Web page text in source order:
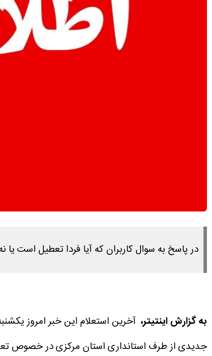
در پاسخ به سوال کاربران که آیا فردا تعطیل است یا نه، طبق
به گزارش اینتیتر، آخرین استعلام این خبر امروز یکشنبه ۲۴ خرداد ۱۴۰۵ ساعت ۱۵:۴۵ انجام شده
جدیدی از طرف استانداری استان مرکزی در خصوص تعطیلی روز دوشنبه ۲۵